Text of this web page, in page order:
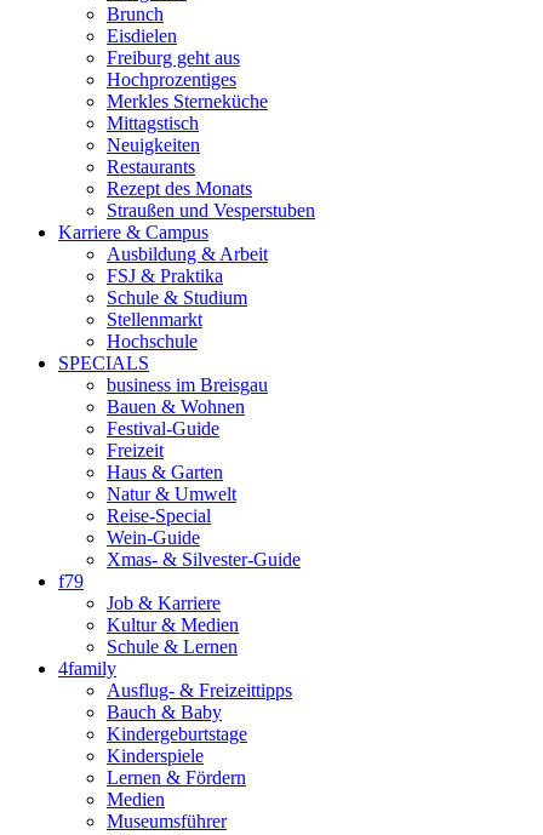
Brunch
Eisdielen
Freiburg geht aus
Hochprozentiges
Merkles Sterneküche
Mittagstisch
Neuigkeiten
Restaurants
Rezept des Monats
Straußen und Vesperstuben
Karriere & Campus
Ausbildung & Arbeit
FSJ & Praktika
Schule & Studium
Stellenmarkt
Hochschule
SPECIALS
business im Breisgau
Bauen & Wohnen
Festival-Guide
Freizeit
Haus & Garten
Natur & Umwelt
Reise-Special
Wein-Guide
Xmas- & Silvester-Guide
f79
Job & Karriere
Kultur & Medien
Schule & Lernen
4family
Ausflug- & Freizeittipps
Bauch & Baby
Kindergeburtstage
Kinderspiele
Lernen & Fördern
Medien
Museumsführer